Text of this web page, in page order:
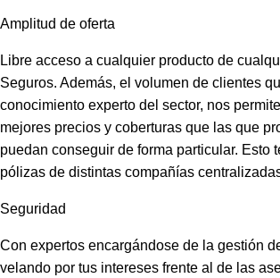
Amplitud de oferta
Libre acceso a cualquier producto de
Seguros. Además, el volumen de clientes
conocimiento experto del sector, nos
mejores precios y coberturas que las que
puedan conseguir de forma particular. Esto
pólizas de distintas compañías
Seguridad
Con expertos encargándose de la gestión
velando por tus intereses frente al de las